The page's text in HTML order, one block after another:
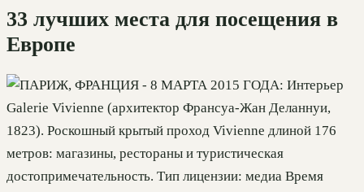
33 лучших места для посещения в
Европе